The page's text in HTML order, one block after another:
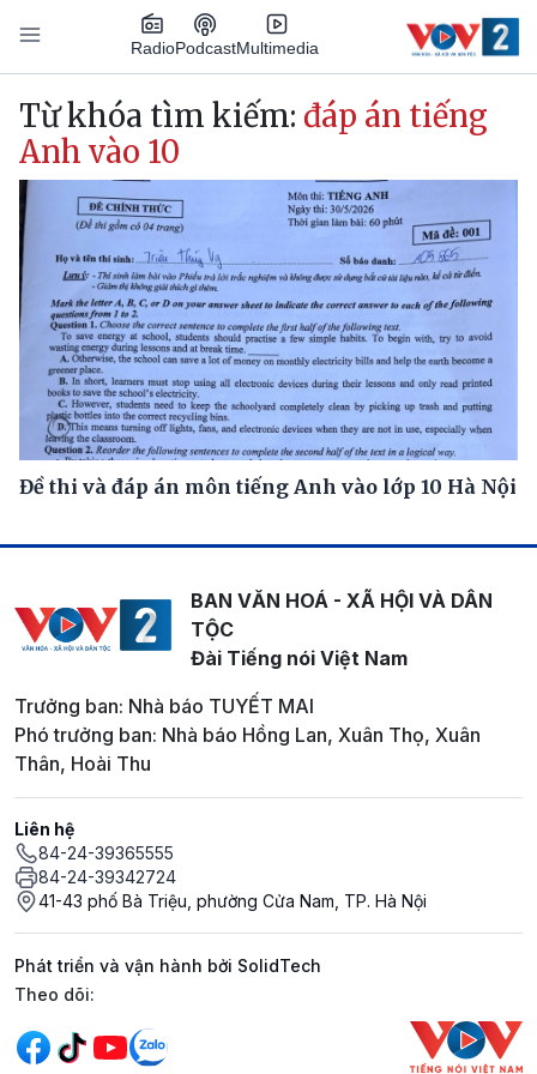
Nhảy đến nội dung
RadioPodcastMultimedia
Main navigation
Từ khóa tìm kiếm: đáp án tiếng
Anh vào 10
Đề thi và đáp án môn tiếng Anh vào lớp 10 Hà Nội
BAN VĂN HOÁ - XÃ HỘI VÀ DÂN
TỘC
Đài Tiếng nói Việt Nam
Trưởng ban: Nhà báo TUYẾT MAI
Phó trưởng ban: Nhà báo Hồng Lan, Xuân Thọ, Xuân
Thân, Hoài Thu
Liên hệ
84-24-39365555
84-24-39342724
41-43 phố Bà Triệu, phường Cửa Nam, TP. Hà Nội
Phát triển và vận hành bởi SolidTech
Mạng xã hội
Theo dõi: